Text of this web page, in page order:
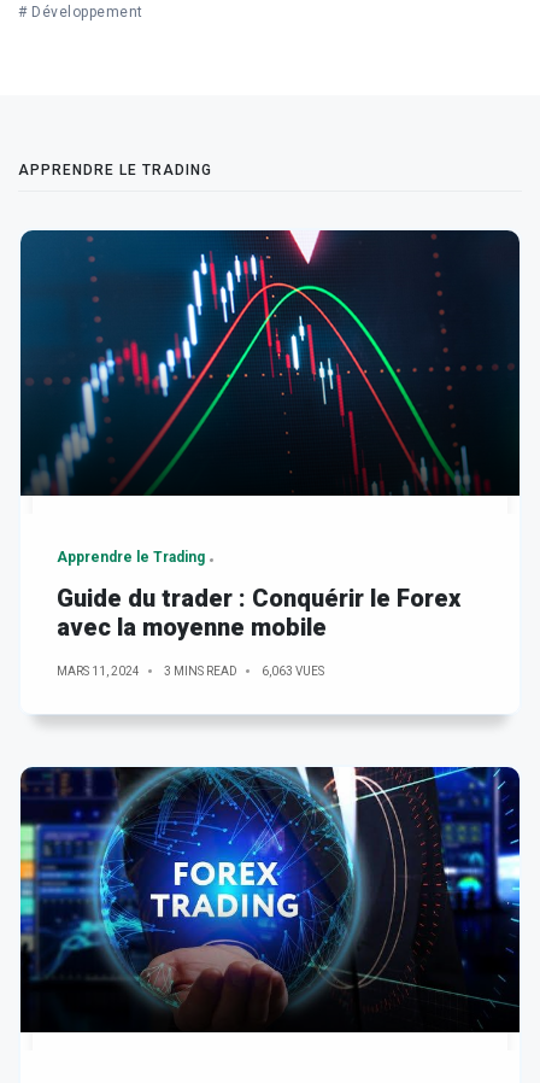
# Développement
APPRENDRE LE TRADING
Apprendre le Trading
Guide du trader : Conquérir le Forex
avec la moyenne mobile
MARS 11, 2024 3 MINS READ 6,063 VUES